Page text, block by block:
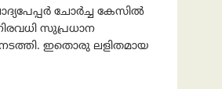
ചോർച്ച കേസിൽ
സുപ്രധാന
ഇതൊരു ലളിതമായ